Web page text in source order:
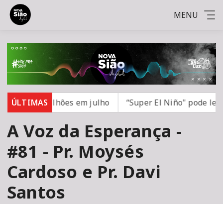
MENU
ÚLTIMAS
R$ 7,15 bilhões em julho “Super El Niño" pode
A Voz da Esperança -
#81 - Pr. Moysés
Cardoso e Pr. Davi
Santos